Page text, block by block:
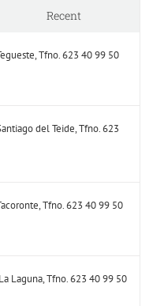
Recent
Tfno. 623 40 99 50
del Teide, Tfno. 623
Tfno. 623 40 99 50
Laguna, Tfno. 623 40 99 50